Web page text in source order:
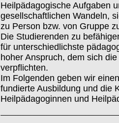
Heilpädagogische Aufgaben
gesellschaftlichen Wandeln,
zu Person bzw. von Gruppe
Die Studierenden zu
für unterschiedlichste
hoher Anspruch, dem sich
verpflichten.
Im Folgenden geben wir
fundierte Ausbildung und die
Heilpädagoginnen und